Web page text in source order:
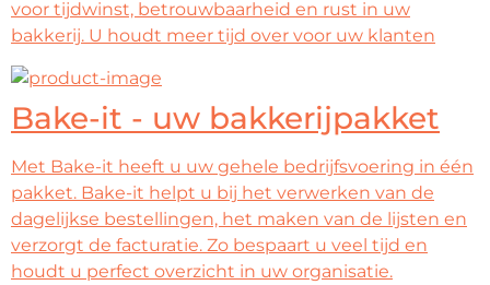
voor tijdwinst, betrouwbaarheid en rust in uw
bakkerij. U houdt meer tijd over voor uw klanten
Bake-it - uw bakkerijpakket
Met Bake-it heeft u uw gehele bedrijfsvoering in één
pakket. Bake-it helpt u bij het verwerken van de
dagelijkse bestellingen, het maken van de lijsten en
verzorgt de facturatie. Zo bespaart u veel tijd en
houdt u perfect overzicht in uw organisatie.